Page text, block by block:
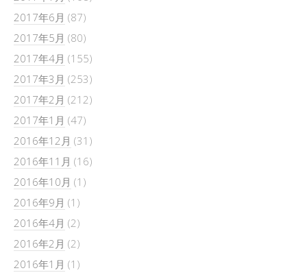
2017年6月 (87)
2017年5月 (80)
2017年4月 (155)
2017年3月 (253)
2017年2月 (212)
2017年1月 (47)
2016年12月 (31)
2016年11月 (16)
2016年10月 (1)
2016年9月 (1)
2016年4月 (2)
2016年2月 (2)
2016年1月 (1)